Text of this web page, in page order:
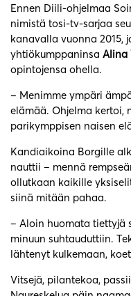
Ennen Diili-ohjelmaa
nimistä tosi-tv-sarjaa
kanavalla vuonna 2015,
yhtiökumppaninsa Alina
opintojensa ohella.
– Menimme ympäri
elämää. Ohjelma kertoi,
parikymppisen naisen
Kandiaikoina Borgille
nauttii – mennä
ollutkaan kaikille
siinä mitään pahaa.
– Aloin huomata tiettyjä
minuun suhtauduttiin.
lähtenyt kulkemaan,
Vitsejä, pilantekoa,